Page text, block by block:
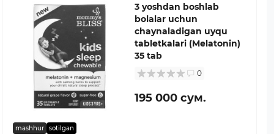
mashhur sotilgan
3 yoshdan boshlab
bolalar uchun
chaynaladigan uyqu
tabletkalari (Melatonin)
35 tab
0
195 000 сум.